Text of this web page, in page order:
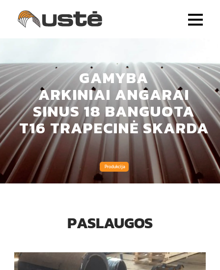
GAMYBA
ARKINIAI ANGARAI
SINUS 18 BANGUOTA
T16 TRAPECINĖ SKARDA
Produkcija
PASLAUGOS